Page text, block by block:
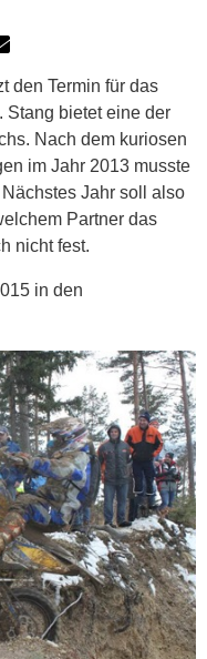
den Termin für das
Stang bietet eine der
Nach dem kuriosen
im Jahr 2013 musste
Jahr soll also
Partner das
nicht fest.
in den